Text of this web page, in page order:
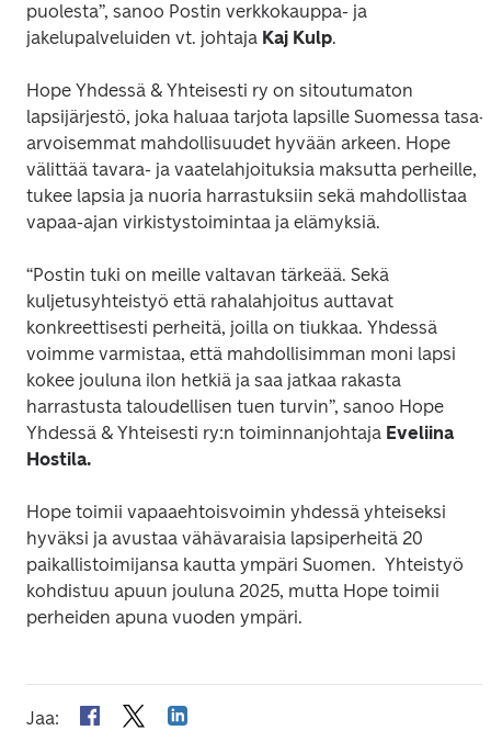
puolesta”, sanoo Postin verkkokauppa- ja
jakelupalveluiden vt. johtaja Kaj Kulp.
Hope Yhdessä & Yhteisesti ry on sitoutumaton
lapsijärjestö, joka haluaa tarjota lapsille Suomessa tasa-
arvoisemmat mahdollisuudet hyvään arkeen. Hope
välittää tavara- ja vaatelahjoituksia maksutta perheille,
tukee lapsia ja nuoria harrastuksiin sekä mahdollistaa
vapaa-ajan virkistystoimintaa ja elämyksiä.
“Postin tuki on meille valtavan tärkeää. Sekä
kuljetusyhteistyö että rahalahjoitus auttavat
konkreettisesti perheitä, joilla on tiukkaa. Yhdessä
voimme varmistaa, että mahdollisimman moni lapsi
kokee jouluna ilon hetkiä ja saa jatkaa rakasta
harrastusta taloudellisen tuen turvin”, sanoo Hope
Yhdessä & Yhteisesti ry:n toiminnanjohtaja Eveliina
Hostila.
Hope toimii vapaaehtoisvoimin yhdessä yhteiseksi
hyväksi ja avustaa vähävaraisia lapsiperheitä 20
paikallistoimijansa kautta ympäri Suomen.  Yhteistyö
kohdistuu apuun jouluna 2025, mutta Hope toimii
perheiden apuna vuoden ympäri.
Jaa: